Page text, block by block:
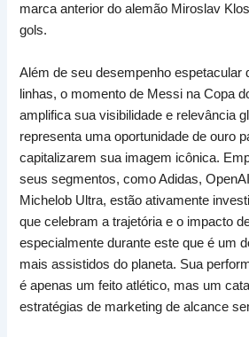
marca anterior do alemão Miroslav
gols.
Além de seu desempenho espetacular
linhas, o momento de Messi na Copa
amplifica sua visibilidade e relevância
representa uma oportunidade de ouro
capitalizarem sua imagem icônica.
seus segmentos, como Adidas,
Michelob Ultra, estão ativamente
que celebram a trajetória e o impacto
especialmente durante este que é um
mais assistidos do planeta. Sua
é apenas um feito atlético, mas um
estratégias de marketing de alcance